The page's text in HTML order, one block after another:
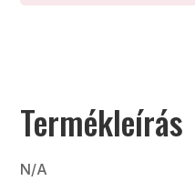
Termékleírás
N/A